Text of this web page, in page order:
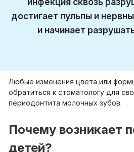
достигает пульпы и
и начинает
Любые изменения цвета или
обратиться к стоматологу для
периодонтита молочных зубов.
Почему возникает
детей?